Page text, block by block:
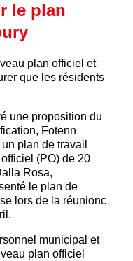
le plan
plan officiel et
que les résidents
une proposition du
Fotenn
plan de travail
(PO) de 20
Rosa,
le plan de
lors de la réunionc
municipal et
plan officiel